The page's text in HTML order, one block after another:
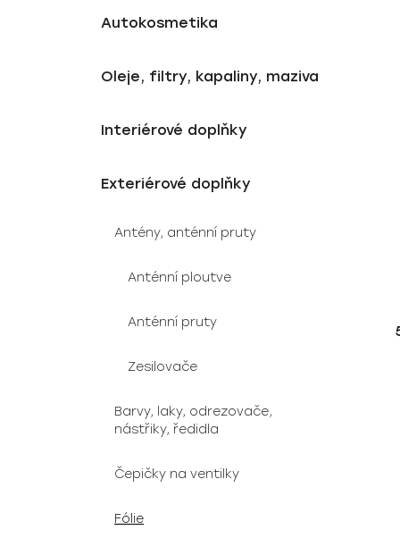
Autokosmetika
Oleje, filtry, kapaliny, maziva
Interiérové doplňky
Exteriérové doplňky
Antény, anténní pruty
Anténní ploutve
Anténní pruty
Zesilovače
Barvy, laky, odrezovače,
nástřiky, ředidla
Čepičky na ventilky
Fólie